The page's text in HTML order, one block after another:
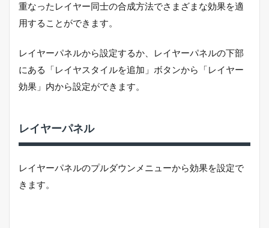
重なったレイヤー同士の合成方法でさまざまな効果を適
用することができます。
レイヤーパネルから設定するか、レイヤーパネルの下部
にある「レイヤスタイルを追加」ボタンから「レイヤー
効果」内から設定ができます。
レイヤーパネル
レイヤーパネルのプルダウンメニューから効果を設定で
きます。